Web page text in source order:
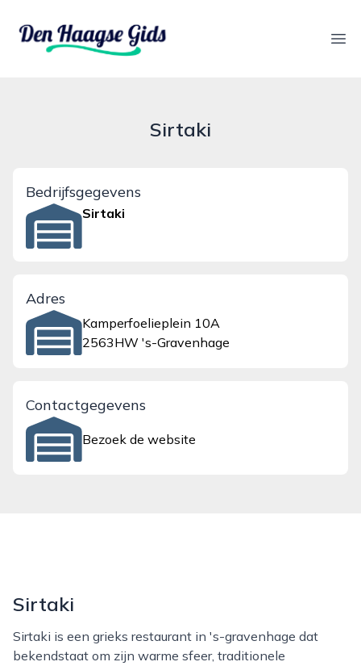
denhaagsegids.nl
Sirtaki
Bedrijfsgegevens
Sirtaki
Adres
Kamperfoelieplein 10A
2563HW 's-Gravenhage
Contactgegevens
Bezoek de website
Sirtaki
Sirtaki is een grieks restaurant in 's-gravenhage dat
bekendstaat om zijn warme sfeer, traditionele